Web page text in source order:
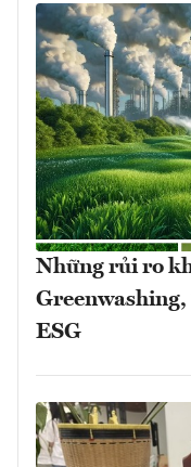
Những rủi ro
Greenwashing,
ESG